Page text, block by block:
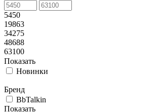
5450
19863
34275
48688
63100
Показать
Новинки
Бренд
BbTalkin
Показать